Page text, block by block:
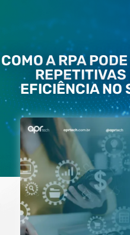
COMO A RPA
REPETITIVAS
EFICIÊNCIA NO